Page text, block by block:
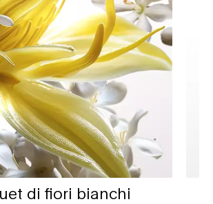
di fiori bianchi